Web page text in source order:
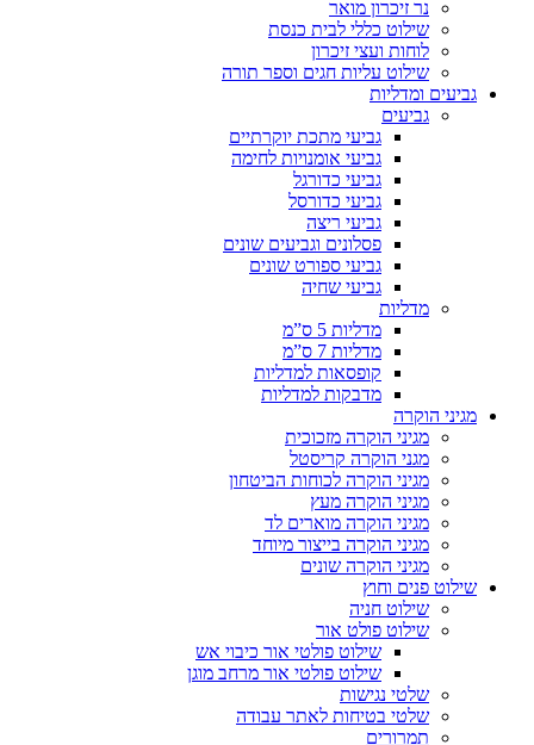
נר זיכרון מואר
שילוט כללי לבית כנסת
לוחות ועצי זיכרון
שילוט עליות חגים וספר תורה
גביעים ומדליות
גביעים
גביעי מתכת יוקרתיים
גביעי אומנויות לחימה
גביעי כדורגל
גביעי כדורסל
גביעי ריצה
פסלונים וגביעים שונים
גביעי ספורט שונים
גביעי שחיה
מדליות
מדליות 5 ס”מ
מדליות 7 ס”מ
קופסאות למדליות
מדבקות למדליות
מגיני הוקרה
מגיני הוקרה מזכוכית
מגני הוקרה קריסטל
מגיני הוקרה לכוחות הביטחון
מגיני הוקרה מעץ
מגיני הוקרה מוארים לד
מגיני הוקרה בייצור מיוחד
מגיני הוקרה שונים
שילוט פנים וחוץ
שילוט חניה
שילוט פולט אור
שילוט פולטי אור כיבוי אש
שילוט פולטי אור מרחב מוגן
שלטי נגישות
שלטי בטיחות לאתר עבודה
תמרורים